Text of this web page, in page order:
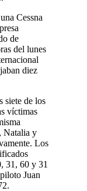
Cessna
de
del lunes
diez
siete de los
víctimas
Natalia y
Los
31, 60 y 31
Juan